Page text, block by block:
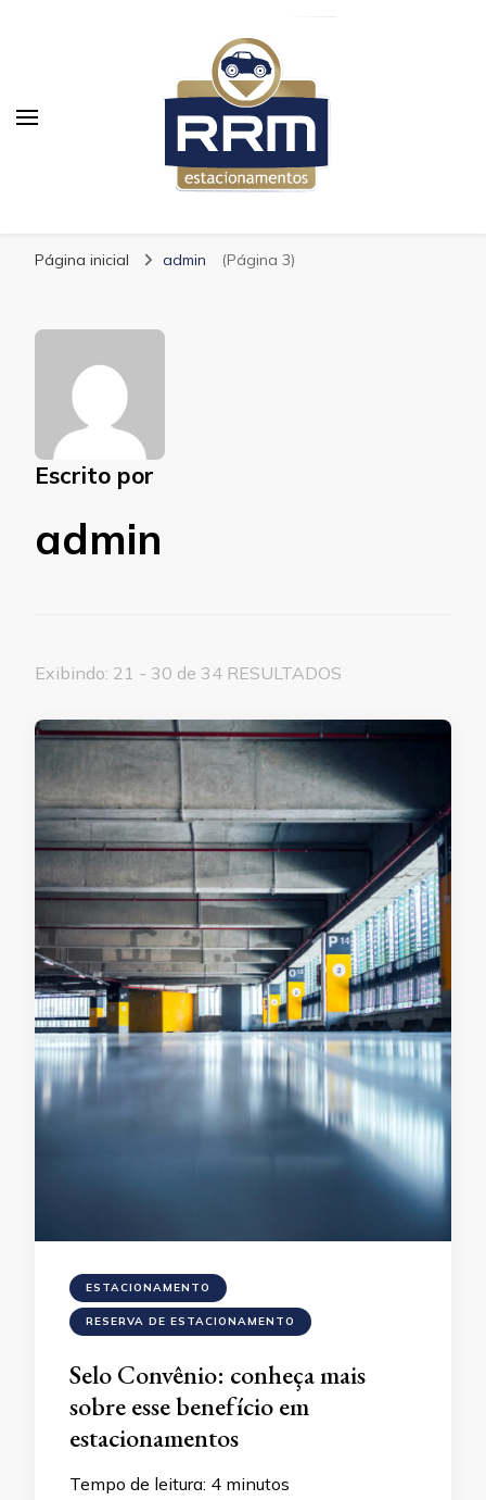
Página inicial admin (Página 3)
Escrito por
admin
Exibindo: 21 - 30 de 34 RESULTADOS
ESTACIONAMENTO
RESERVA DE ESTACIONAMENTO
Selo Convênio: conheça mais
sobre esse benefício em
estacionamentos
Tempo de leitura: 4 minutos